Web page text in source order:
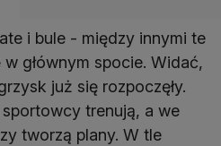
i bule - między innymi te
głównym spocie. Widać,
już się rozpoczęły.
trenują, a we
tworzą plany. W tle